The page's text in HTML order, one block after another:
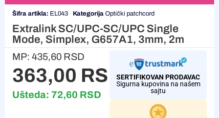
Šifra artikla: EL043 Kategorija Optički patchcord
Extralink SC/UPC-SC/UPC Single
Mode, Simplex, G657A1, 3mm, 2m
MP: 435,60 RSD
363,00 RSD
Ušteda: 72,60 RSD
SERTIFIKOVAN PRODAVAC
Sigurna kupovina na našem
sajtu